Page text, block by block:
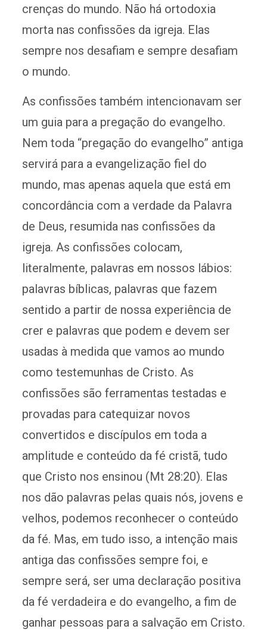
crenças do mundo. Não há ortodoxia
morta nas confissões da igreja. Elas
sempre nos desafiam e sempre desafiam
o mundo.
As confissões também intencionavam ser
um guia para a pregação do evangelho.
Nem toda “pregação do evangelho” antiga
servirá para a evangelização fiel do
mundo, mas apenas aquela que está em
concordância com a verdade da Palavra
de Deus, resumida nas confissões da
igreja. As confissões colocam,
literalmente, palavras em nossos lábios:
palavras bíblicas, palavras que fazem
sentido a partir de nossa experiência de
crer e palavras que podem e devem ser
usadas à medida que vamos ao mundo
como testemunhas de Cristo. As
confissões são ferramentas testadas e
provadas para catequizar novos
convertidos e discípulos em toda a
amplitude e conteúdo da fé cristã, tudo
que Cristo nos ensinou (Mt 28:20). Elas
nos dão palavras pelas quais nós, jovens e
velhos, podemos reconhecer o conteúdo
da fé. Mas, em tudo isso, a intenção mais
antiga das confissões sempre foi, e
sempre será, ser uma declaração positiva
da fé verdadeira e do evangelho, a fim de
ganhar pessoas para a salvação em Cristo.